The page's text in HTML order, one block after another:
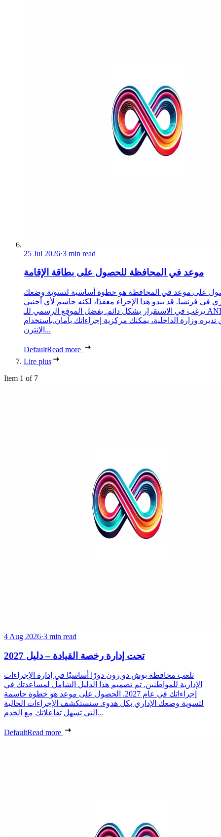
25 Jul 2026·3 min read
موعد في المحافظة للحصول على بطاقة الإقامة
على موعد في المحافظة هو خطوة أساسية لتسوية وضعك
في فرنسا. قد يبدو هذا الإجراء معقدًا، لكنه حاسم لأي أجنبي
يرغب في الاستقرار بشكل دائم. بفضل الموقع الرسمي للـ ANEF،
تديره وزارة الداخلية، يمكنك مركزية إجراءاتك بأمان.باستخدام
الإنترن...
DefaultRead more
Lire plus
Item 1 of 7
4 Aug 2026·3 min read
تحت إدارة رخصة القيادة – دليل 2027
تلعب محافظة بوش دو رون دورًا أساسيًا في إدارة الإجراءات
الإدارية للمواطنين. تم تصميم هذا الدليل الشامل لمساعدتك في
إجراءاتك في عام 2027. الحصول على موعد هو خطوة حاسمة
لتسوية وضعك الإداري بكل هدوء. سنستكشف الإجراءات الحالية
التي تسهل تفاعلاتك مع الخدم...
DefaultRead more